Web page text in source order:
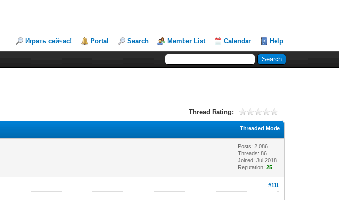
Играть сейчас! Portal Search Member List Calendar Help
Thread Rating:
Threaded Mode
Posts: 2,086
Threads: 86
Joined: Jul 2018
Reputation:25
#111